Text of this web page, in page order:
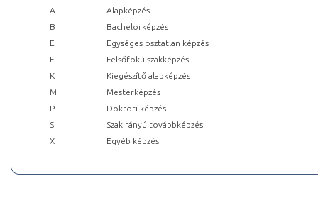
A
Alapképzés
B
Bachelorképzés
E
Egységes osztatlan képzés
F
Felsőfokú szakképzés
K
Kiegészítő alapképzés
M
Mesterképzés
P
Doktori képzés
S
Szakirányú továbbképzés
X
Egyéb képzés